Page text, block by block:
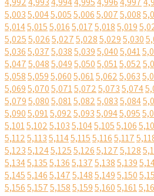
5,0035,0045,0055,0065,0075,008
5,0145,0155,0165,0175,0185,019
5,0255,0265,0275,0285,0295,030
5,0365,0375,0385,0395,0405,041
5,0475,0485,0495,0505,0515,052
5,0585,0595,0605,0615,0625,063
5,0695,0705,0715,0725,0735,074
5,0795,0805,0815,0825,0835,084
5,0905,0915,0925,0935,0945,095
5,1015,1025,1035,1045,1055,106
5,1125,1135,1145,1155,1165,117
5,1235,1245,1255,1265,1275,128
5,1345,1355,1365,1375,1385,139
5,1455,1465,1475,1485,1495,150
5,1565,1575,1585,1595,1605,161